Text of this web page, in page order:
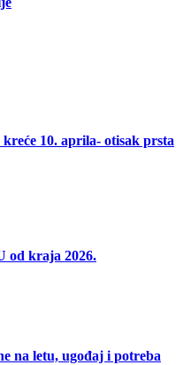
10. aprila- otisak prsta
od kraja 2026.
na letu, ugođaj i potreba